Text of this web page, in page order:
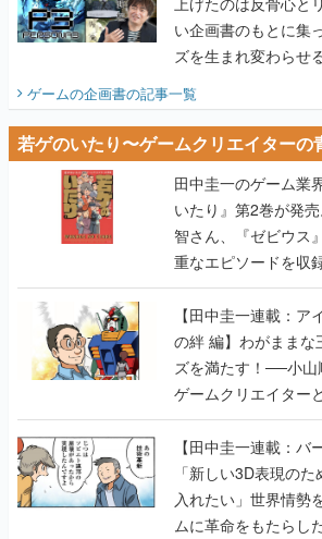
い企画書のもとに集
ズを生まれ変わらせ
ビュー】
ゲームの企画書の記事一覧
若ゲのいたり〜ゲームクリエイターの
田中圭一のゲーム業
いたり』第2巻が発
智さん、『ゼビウス
重なエピソードを収
【田中圭一連載：アイ
の絆 編】わがままな
ズを満たす！──小山
ゲームクリエイター
【若ゲのいたり最終
【田中圭一連載：バ
「新しい3D表現の
入れたい」世界情勢
ムに革命をもたらし